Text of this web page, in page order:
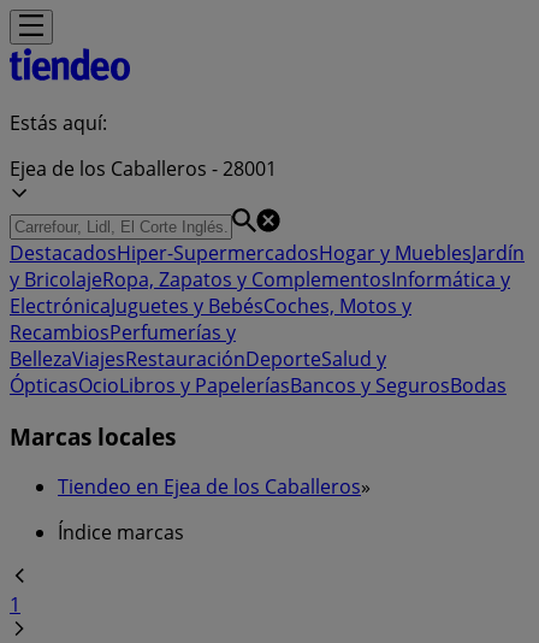
Estás aquí:
Ejea de los Caballeros - 28001
DestacadosHiper-SupermercadosHogar y MueblesJardín
y BricolajeRopa, Zapatos y ComplementosInformática y
ElectrónicaJuguetes y BebésCoches, Motos y
RecambiosPerfumerías y
BellezaViajesRestauraciónDeporteSalud y
ÓpticasOcioLibros y PapeleríasBancos y SegurosBodas
Marcas locales
Tiendeo en Ejea de los Caballeros»
Índice marcas
1